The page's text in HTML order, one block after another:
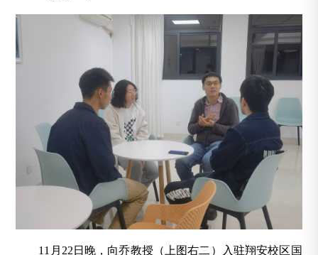
11月22日晚，向乔教授（上图右二）入驻翔安校区国